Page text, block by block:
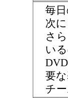
毎
次
さ
い
要
チ